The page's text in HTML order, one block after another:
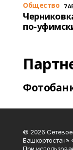
Общество 7
по-
© 2026 Сетевое
Башкортостан»